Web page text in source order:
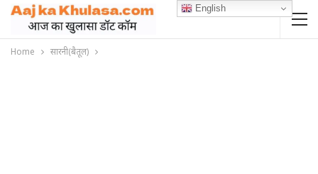
Home सारनी(बैतूल)
English